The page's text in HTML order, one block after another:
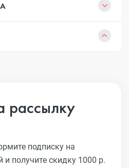
рассылку
подписку на
и получите скидку 1000 р.